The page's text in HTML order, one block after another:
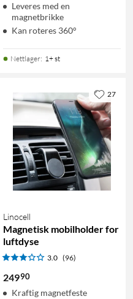
Leveres med en
magnetbrikke
Kan roteres 360°
Nettlager: 1+ st
Linocell
Magnetisk mobilholder for
luftdyse
3.0 (96)
24990
Kraftig magnetfeste
27